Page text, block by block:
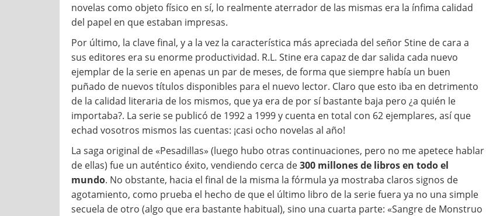
novelas como objeto físico en sí, lo realmente aterrador de las mismas era la ínfima calidad
del papel en que estaban impresas.
Por último, la clave final, y a la vez la característica más apreciada del señor Stine de cara a
sus editores era su enorme productividad. R.L. Stine era capaz de dar salida cada nuevo
ejemplar de la serie en apenas un par de meses, de forma que siempre había un buen
puñado de nuevos títulos disponibles para el nuevo lector. Claro que esto iba en detrimento
de la calidad literaria de los mismos, que ya era de por sí bastante baja pero ¿a quién le
importaba?. La serie se publicó de 1992 a 1999 y cuenta en total con 62 ejemplares, así que
echad vosotros mismos las cuentas: ¡casi ocho novelas al año!
La saga original de «Pesadillas» (luego hubo otras continuaciones, pero no me apetece hablar
de ellas) fue un auténtico éxito, vendiendo cerca de300 millones de libros en todo el
mundo. No obstante, hacia el final de la misma la fórmula ya mostraba claros signos de
agotamiento, como prueba el hecho de que el último libro de la serie fuera ya no una simple
secuela de otro (algo que era bastante habitual), sino una cuarta parte: «Sangre de Monstruo